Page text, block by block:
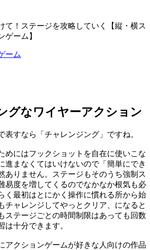
て！ステージを攻略していく【縦・横ス
ゲーム】
ーム
グなワイヤーアクション
表すなら「チャレンジング」ですね。
めにはフックショットを自在に使いこな
進まなくてはいけないので「簡単にでき
ありません。ステージもそのうち強制ス
易度を増してくるのでなかなか根気も必
く最初はとにかく操作に慣れる所から始
チャレンジしてやっとクリア、になると
ステージごとの時間制限はあっても回数
は十分できます。
アクションゲームが好きな人向けの作品